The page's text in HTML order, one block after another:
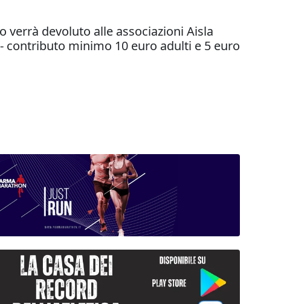
devoluto alle associazioni Aisla
contributo minimo 10 euro adulti e 5 euro